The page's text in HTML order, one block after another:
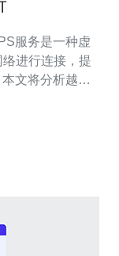
进行连接，提
文将分析越南
南CN2 VPS的